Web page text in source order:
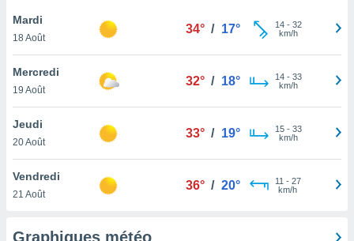
notre
que
et que
Mardi
18 Août
34° / 17° 14- 32
km/h
Mercredi
19 Août
32° / 18° 14- 33
km/h
Jeudi
20 Août
33° / 19° 15- 33
km/h
Vendredi
21 Août
36° / 20° 11 - 27
km/h
Graphiques météo